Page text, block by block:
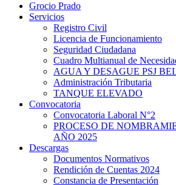
Grocio Prado
Servicios
Registro Civil
Licencia de Funcionamiento
Seguridad Ciudadana
Cuadro Multianual de
AGUA Y DESAGUE PSJ
Administración Tributaria
TANQUE ELEVADO
Convocatoria
Convocatoria Laboral N°2
PROCESO DE
AÑO 2025
Descargas
Documentos Normativos
Rendición de Cuentas 2024
Constancia de Presentación